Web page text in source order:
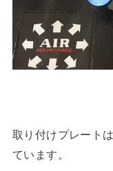
取り付けプレート
ています。